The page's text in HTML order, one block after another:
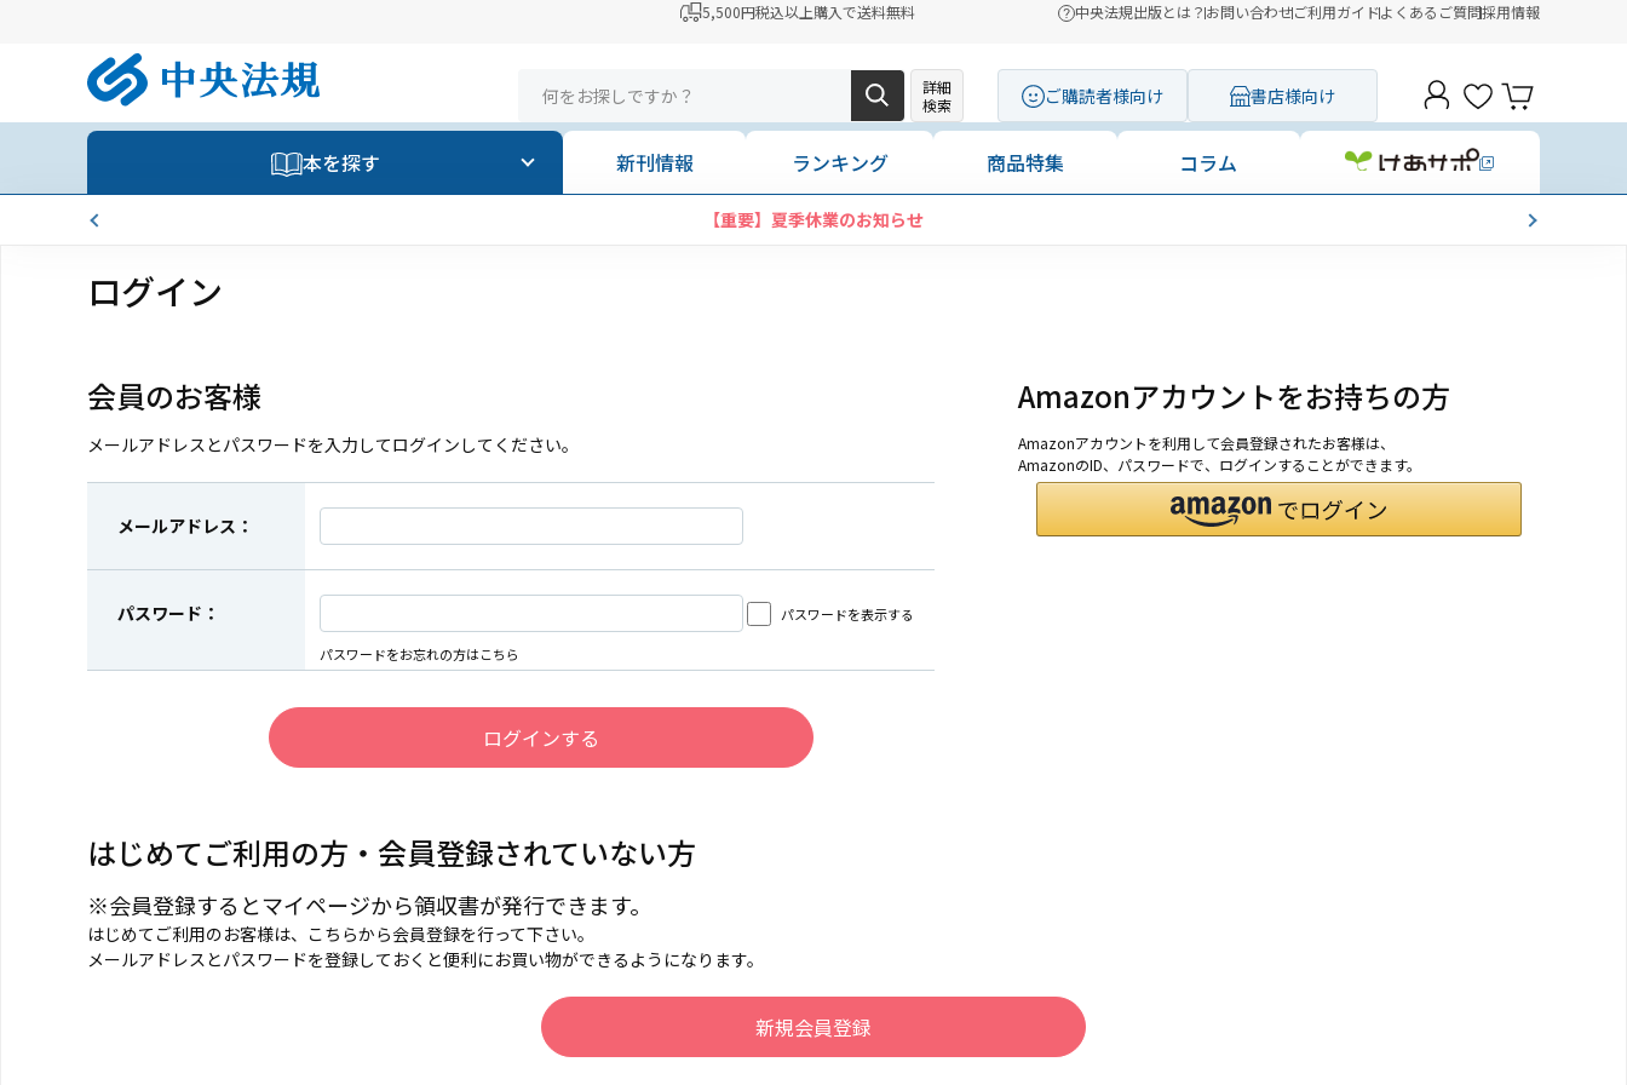
5,500円税込以上購入で送料無料 中央法規出版とは？お問い合わせご利用ガイドよくあるご質問採用情報
詳細
検索
ご購読者様向け 書店様向け
本を探す 新刊情報 ランキング 商品特集 コラム
【重要】夏季休業のお知らせ
ログイン
会員のお客様
メールアドレスとパスワードを入力してログインしてください。
メールアドレス：
パスワード： パスワードを表示する
パスワードをお忘れの方はこちら
Amazonアカウントをお持ちの方
Amazonアカウントを利用して会員登録されたお客様は、
AmazonのID、パスワードで、ログインすることができます。
はじめてご利用の方・会員登録されていない方
※会員登録するとマイページから領収書が発行できます。
はじめてご利用のお客様は、こちらから会員登録を行って下さい。
メールアドレスとパスワードを登録しておくと便利にお買い物ができるようになります。